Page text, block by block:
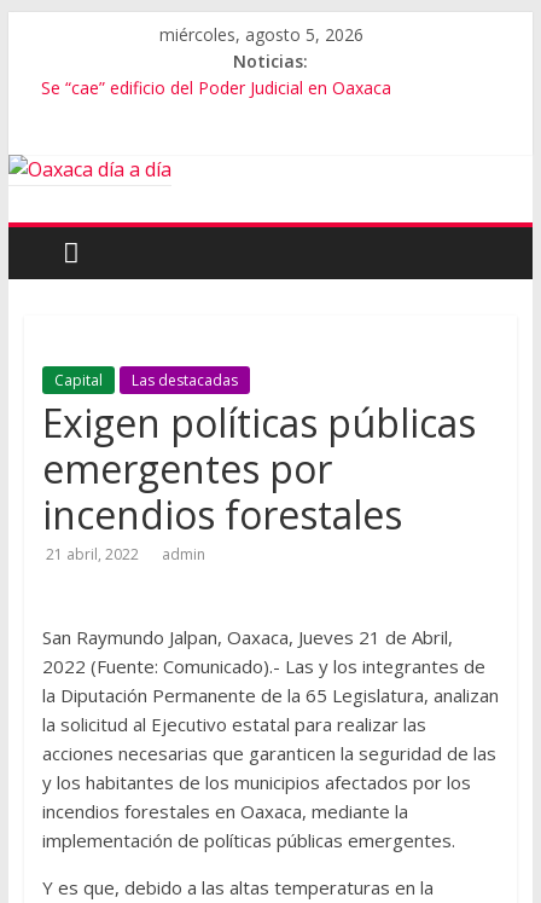
miércoles, agosto 5, 2026
Noticias:
Se “cae” edificio del Poder Judicial en Oaxaca
Cómo cuidar el presupuesto familiar en el regreso a clases
Capital Las destacadas
Exigen políticas públicas
emergentes por
incendios forestales
21 abril, 2022 admin
San Raymundo Jalpan, Oaxaca, Jueves 21 de Abril,
2022 (Fuente: Comunicado).- Las y los integrantes de
la Diputación Permanente de la 65 Legislatura, analizan
la solicitud al Ejecutivo estatal para realizar las
acciones necesarias que garanticen la seguridad de las
y los habitantes de los municipios afectados por los
incendios forestales en Oaxaca, mediante la
implementación de políticas públicas emergentes.
Y es que, debido a las altas temperaturas en la